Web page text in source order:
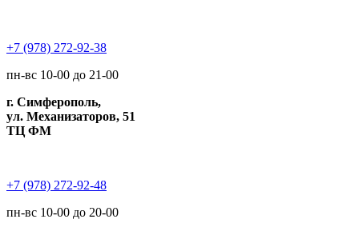
+7 (978) 272-92-38
пн-вс 10-00 до 21-00
г. Симферополь,
ул. Механизаторов, 51
ТЦ ФМ
+7 (978) 272-92-48
пн-вс 10-00 до 20-00